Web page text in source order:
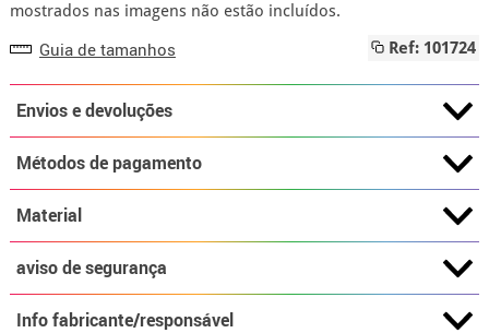
mostrados nas imagens não estão incluídos.
Guia de tamanhos Ref: 101724
Envios e devoluções
Métodos de pagamento
Material
aviso de segurança
Info fabricante/responsável